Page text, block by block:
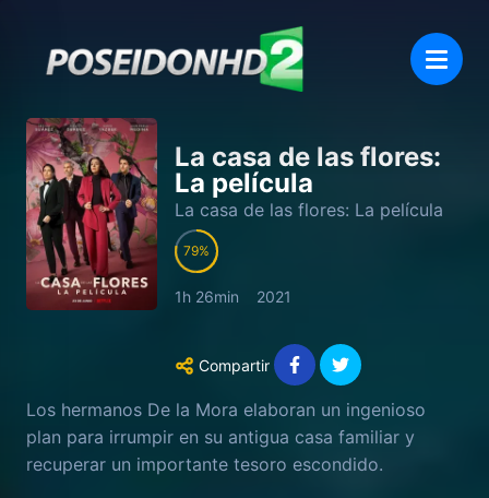
La casa de las flores:
La película
La casa de las flores: La película
79
1h 26min 2021
Compartir
Los hermanos De la Mora elaboran un ingenioso
plan para irrumpir en su antigua casa familiar y
recuperar un importante tesoro escondido.